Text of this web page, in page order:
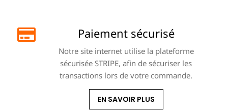
Paiement sécurisé
Notre site internet utilise la plateforme
sécurisée STRIPE, afin de sécuriser les
transactions lors de votre commande.
EN SAVOIR PLUS